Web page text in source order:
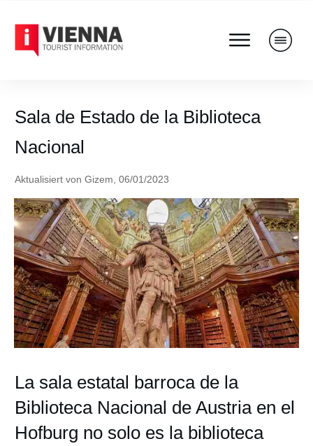
Sala de Estado de la Biblioteca
Nacional
Aktualisiert von Gizem 06/01/2023
La sala estatal barroca de la
Biblioteca Nacional de Austria en el
Hofburg no solo es la biblioteca